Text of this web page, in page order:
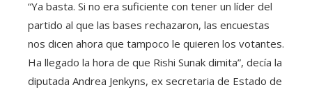
“Ya basta. Si no era suficiente con tener un líder del
partido al que las bases rechazaron, las encuestas
nos dicen ahora que tampoco le quieren los votantes.
Ha llegado la hora de que Rishi Sunak dimita”, decía la
diputada Andrea Jenkyns, ex secretaria de Estado de